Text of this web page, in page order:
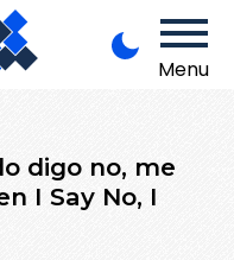
Menu
digo no, me
I Say No, I